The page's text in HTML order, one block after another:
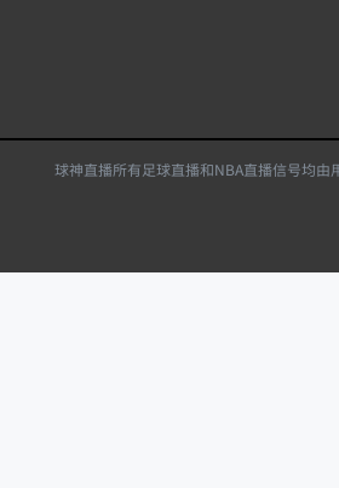
球神直播所有足球直播和NBA直播信号均